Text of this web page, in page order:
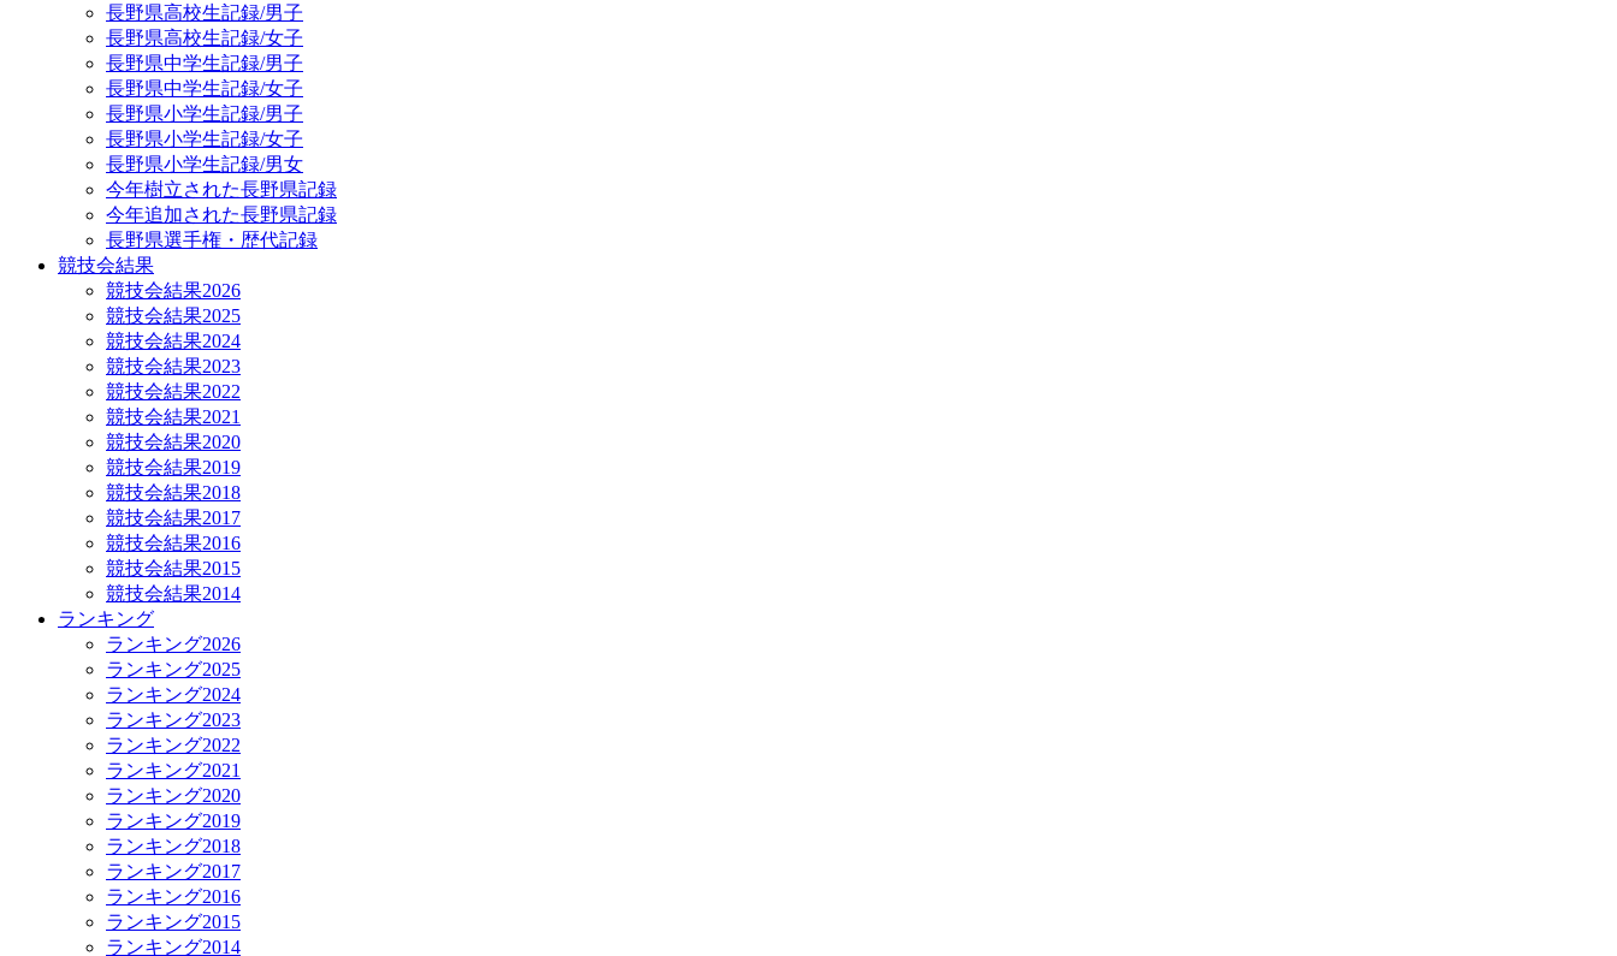
長野県高校生記録/男子
長野県高校生記録/女子
長野県中学生記録/男子
長野県中学生記録/女子
長野県小学生記録/男子
長野県小学生記録/女子
長野県小学生記録/男女
今年樹立された長野県記録
今年追加された長野県記録
長野県選手権・歴代記録
競技会結果
競技会結果2026
競技会結果2025
競技会結果2024
競技会結果2023
競技会結果2022
競技会結果2021
競技会結果2020
競技会結果2019
競技会結果2018
競技会結果2017
競技会結果2016
競技会結果2015
競技会結果2014
ランキング
ランキング2026
ランキング2025
ランキング2024
ランキング2023
ランキング2022
ランキング2021
ランキング2020
ランキング2019
ランキング2018
ランキング2017
ランキング2016
ランキング2015
ランキング2014